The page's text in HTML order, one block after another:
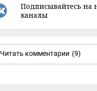
Подписывайтесь на
каналы
Читать комментарии (9)